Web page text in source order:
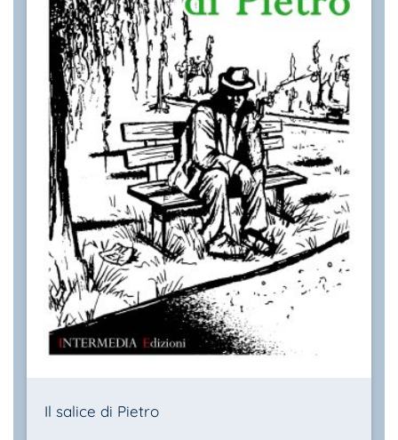
Il salice di Pietro